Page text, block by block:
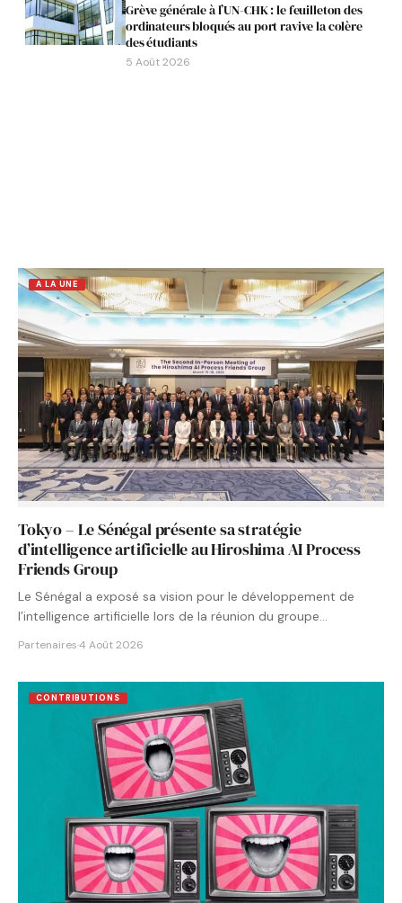
Grève générale à l’UN-CHK : le feuilleton des
ordinateurs bloqués au port ravive la colère
des étudiants
5 Août 2026
A LA UNE
Tokyo – Le Sénégal présente sa stratégie
d’intelligence artificielle au Hiroshima AI Process
Friends Group
Le Sénégal a exposé sa vision pour le développement de
l’intelligence artificielle lors de la réunion du groupe…
Partenaires·4 Août 2026
CONTRIBUTIONS